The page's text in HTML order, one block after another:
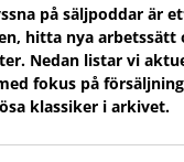
på säljpoddar är
hitta nya arbetssätt
Nedan listar vi
fokus på
klassiker i arkivet.